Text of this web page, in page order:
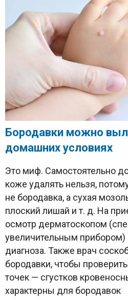
Бородавки можно
домашних условиях
Это миф. Самостоятельно
коже удалять нельзя,
не бородавка, а сухая
плоский лишай и т. д. На
осмотр дерматоскопом
увеличительным прибором)
диагноза. Также врач
бородавки, чтобы
точек — сгустков
характерны для бородавок